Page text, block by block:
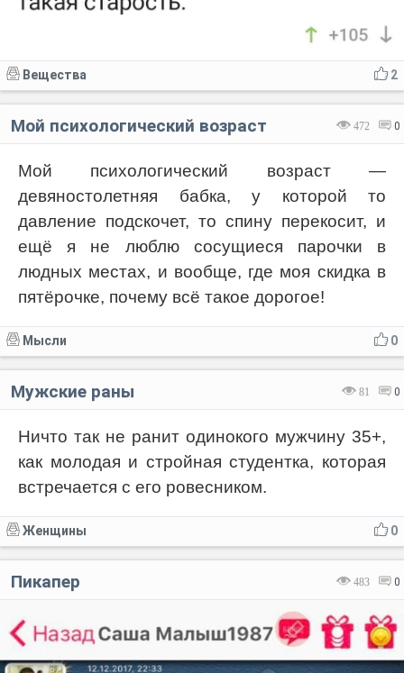
2
Вещества
472 0
Мой психологический возраст
Мой психологический возраст —
девяностолетняя бабка, у которой то
давление подскочет, то спину перекосит, и
ещё я не люблю сосущиеся парочки в
людных местах, и вообще, где моя скидка в
пятёрочке, почему всё такое дорогое!
0
Мысли
81 0
Мужские раны
Ничто так не ранит одинокого мужчину 35+,
как молодая и стройная студентка, которая
встречается с его ровесником.
0
Женщины
483 0
Пикапер